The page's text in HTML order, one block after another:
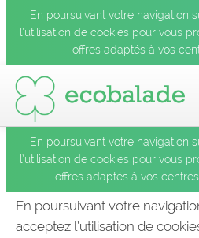
En poursuivant votre navigation
l’utilisation de cookies pour vous
offres adaptés à vos
En poursuivant votre navigation
l’utilisation de cookies pour vous
offres adaptés à vos centres
En poursuivant votre
acceptez l’utilisation de